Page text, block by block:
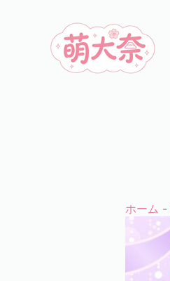
ホーム -